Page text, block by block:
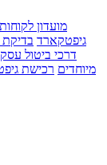
מועדון לקוחות
גיפטקארד
דרכי ביטול
מיוחדים רכישת